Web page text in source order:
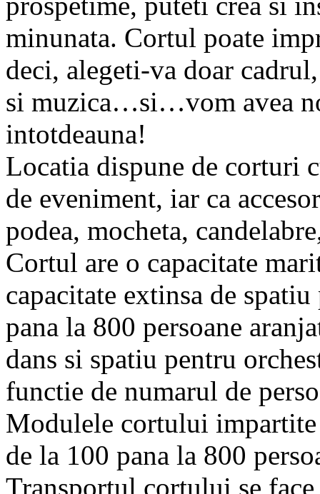
minunata. Cortul poate
deci, alegeti-va doar
si muzica…si…vom avea
intotdeauna!
Locatia dispune de corturi
de eveniment, iar ca
podea, mocheta,
Cortul are o capacitate
capacitate extinsa de
pana la 800 persoane
dans si spatiu pentru
functie de numarul de
Modulele cortului
de la 100 pana la 800
Transportul cortului se